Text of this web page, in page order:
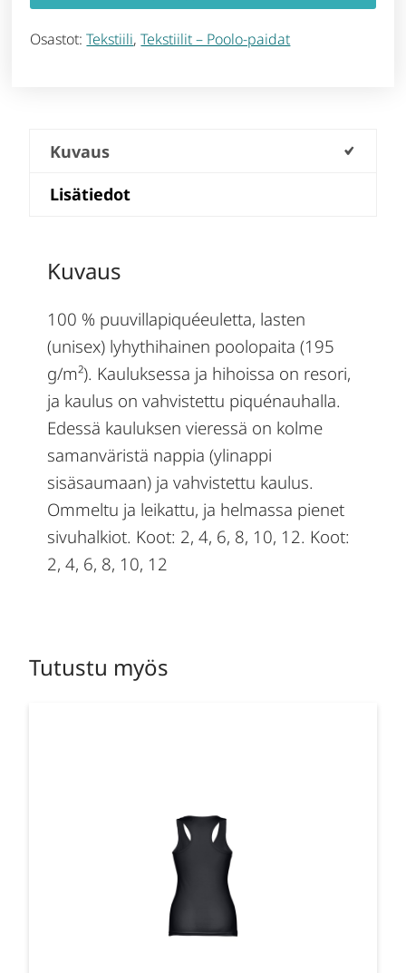
Osastot:Tekstiili,Tekstiilit – Poolo-paidat
Kuvaus
Lisätiedot
Kuvaus
100 % puuvillapiquéeuletta, lasten
(unisex) lyhythihainen poolopaita (195
g/m²). Kauluksessa ja hihoissa on resori,
ja kaulus on vahvistettu piquénauhalla.
Edessä kauluksen vieressä on kolme
samanväristä nappia (ylinappi
sisäsaumaan) ja vahvistettu kaulus.
Ommeltu ja leikattu, ja helmassa pienet
sivuhalkiot. Koot: 2, 4, 6, 8, 10, 12. Koot:
2, 4, 6, 8, 10, 12
Tutustu myös